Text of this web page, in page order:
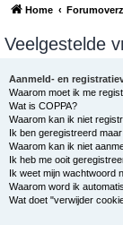
Home
Veelgestelde
Aanmeld- en
Waarom moet ik me
Wat is COPPA?
Waarom kan ik niet
Ik ben geregistreerd
Waarom kan ik niet
Ik heb me ooit
Ik weet mijn wachtwoord
Waarom word ik
Wat doet "verwijder